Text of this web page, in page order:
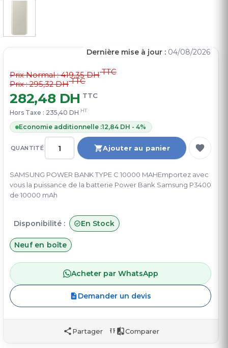
QUANTITÉ Ajouter au panier
Prix Normal :419,35 DHTTC
Prix : 295,32 DHTTC
282,48 DH TTC
Hors Taxe : 235,40 DH HT
Economie additionnelle :12,84 DH - 4%
SAMSUNG POWER BANK TYPE C 10000 MAHEmportez avec
vous la puissance de la batterie Power Bank Samsung P3400
de 10000 mAh
Disponibilité : En Stock
Dernière mise à jour : 04/08/2026
Neuf en boîte
Acheter par WhatsApp
Demander un devis
Partager Comparer